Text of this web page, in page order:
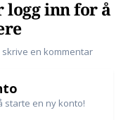
logg inn for å
en kommentar
starte en ny konto!